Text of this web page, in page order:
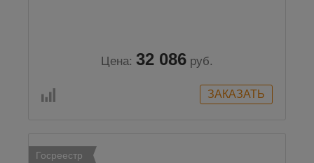
Цена: 32 086 руб.
Госреестр